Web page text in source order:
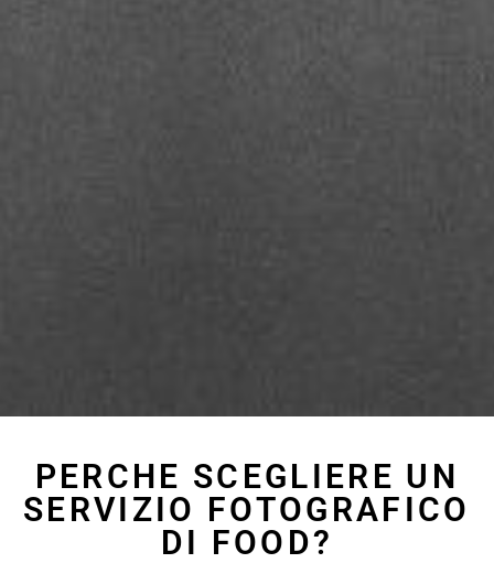
PERCHE SCEGLIERE UN
SERVIZIO FOTOGRAFICO
DI FOOD?